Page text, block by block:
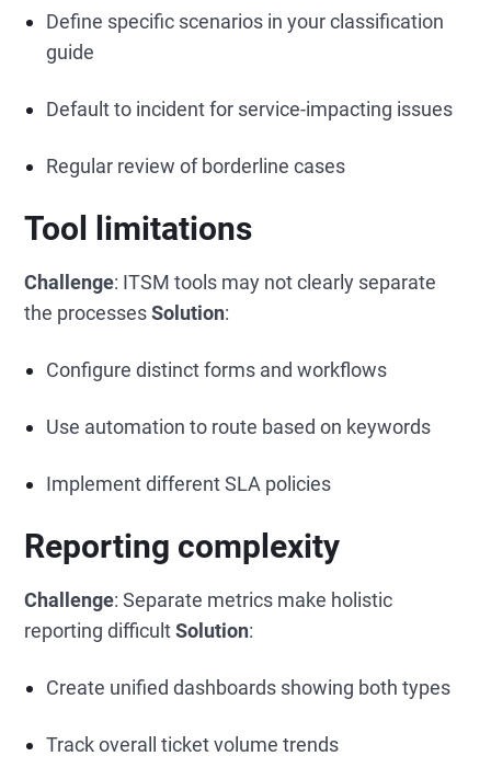
Define specific scenarios in your classification
guide
Default to incident for service-impacting issues
Regular review of borderline cases
Tool limitations
Challenge: ITSM tools may not clearly separate
the processesSolution:
Configure distinct forms and workflows
Use automation to route based on keywords
Implement different SLA policies
Reporting complexity
Challenge: Separate metrics make holistic
reporting difficultSolution:
Create unified dashboards showing both types
Track overall ticket volume trends